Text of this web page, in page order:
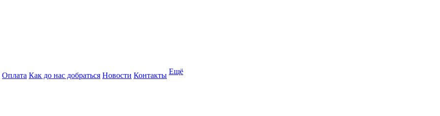
Оплата Как до нас добраться Новости Контакты Ещё